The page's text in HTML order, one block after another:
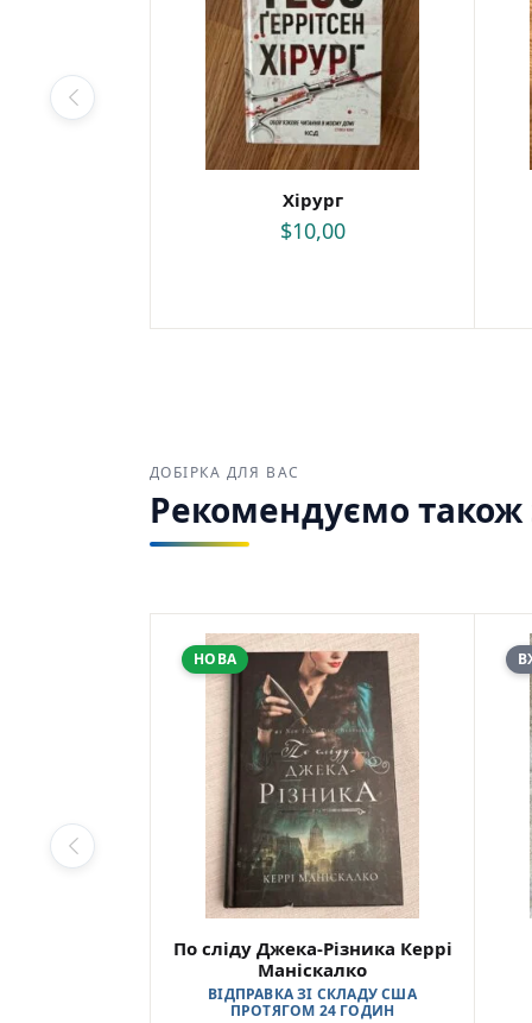
Хірург
$10,00
ДОБІРКА ДЛЯ ВАС
Рекомендуємо також
НОВА
По сліду Джека-Різника Керрі
Маніскалко
ВІДПРАВКА ЗІ СКЛАДУ США
ПРОТЯГОМ 24 ГОДИН